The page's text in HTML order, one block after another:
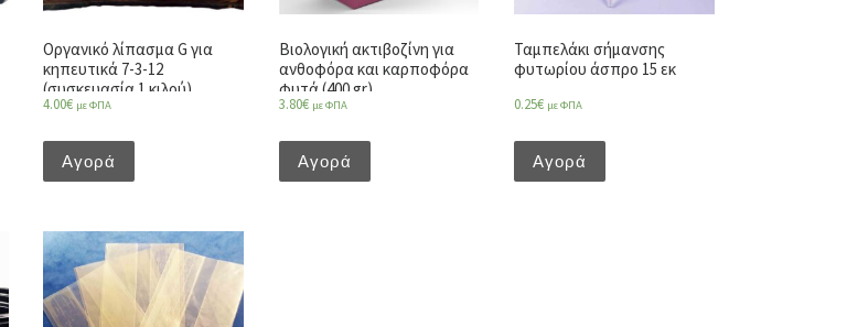
Οργανικό λίπασμα G για
κηπευτικά 7-3-12
(συσκευασία 1 κιλού)
4.00€ με ΦΠΑ
Αγορά
Βιολογική ακτιβοζίνη για
ανθοφόρα και καρποφόρα
φυτά (400 gr)
3.80€ με ΦΠΑ
Αγορά
Ταμπελάκι σήμανσης
φυτωρίου άσπρο 15 εκ
0.25€ με ΦΠΑ
Αγορά